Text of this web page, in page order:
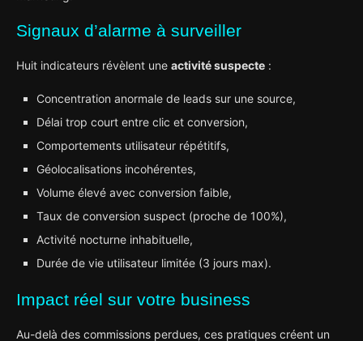
Signaux d’alarme à surveiller
Huit indicateurs révèlent une activité suspecte :
Concentration anormale de leads sur une source,
Délai trop court entre clic et conversion,
Comportements utilisateur répétitifs,
Géolocalisations incohérentes,
Volume élevé avec conversion faible,
Taux de conversion suspect (proche de 100%),
Activité nocturne inhabituelle,
Durée de vie utilisateur limitée (3 jours max).
Impact réel sur votre business
Au-delà des commissions perdues, ces pratiques créent un